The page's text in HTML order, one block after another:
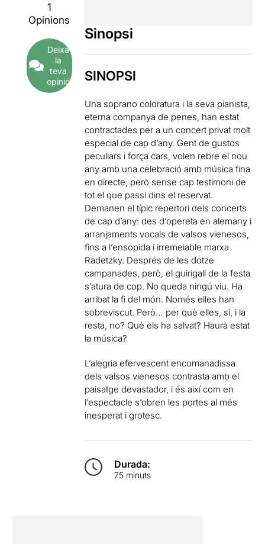
1
Opinions
Deixa
la
teva
opinió
Sinopsi
SINOPSI
Una soprano coloratura i la seva pianista,
eterna companya de penes, han estat
contractades per a un concert privat molt
especial de cap d’any. Gent de gustos
peculiars i força cars, volen rebre el nou
any amb una celebració amb música fina
en directe, però sense cap testimoni de
tot el que passi dins el reservat.
Demanen el típic repertori dels concerts
de cap d’any: des d’opereta en alemany i
arranjaments vocals de valsos vienesos,
fins a l’ensopida i irremeiable marxa
Radetzky. Després de les dotze
campanades, però, el guirigall de la festa
s’atura de cop. No queda ningú viu. Ha
arribat la fi del món. Només elles han
sobreviscut. Però… per què elles, sí, i la
resta, no? Què els ha salvat? Haurà estat
la música?
L’alegria efervescent encomanadissa
dels valsos vienesos contrasta amb el
paisatge devastador, i és així com en
l’espectacle s’obren les portes al més
inesperat i grotesc.
Durada:
75 minuts